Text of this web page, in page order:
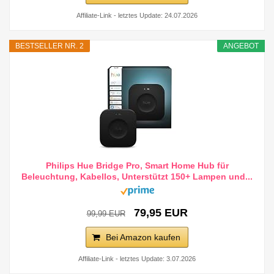
Affiliate-Link - letztes Update: 24.07.2026
ANGEBOT
BESTSELLER NR. 2
Philips Hue Bridge Pro, Smart Home Hub für
Beleuchtung, Kabellos, Unterstützt 150+ Lampen und...
99,99 EUR 79,95 EUR
Bei Amazon kaufen
Affiliate-Link - letztes Update: 3.07.2026